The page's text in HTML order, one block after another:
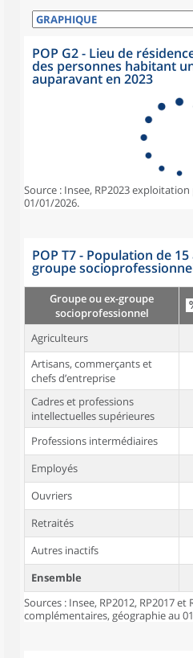
POP G2 - Lieu de
des personnes habitant
auparavant en 2023
Source : Insee, RP2023
01/01/2026.
POP T7 - Population de
groupe
Groupe ou ex-groupe
socioprofessionnel
Agriculteurs
Artisans, commerçants et
chefs d’entreprise
Cadres et professions
intellectuelles supérieures
Professions intermédiaires
Employés
Ouvriers
Retraités
Autres inactifs
Ensemble
Sources : Insee, RP2012, RP2017
complémentaires, géographie au